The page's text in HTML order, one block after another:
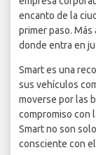
encanto de la
primer paso.
donde entra en
Smart es una
sus vehículos
moverse por las
compromiso con
Smart no son
consciente con